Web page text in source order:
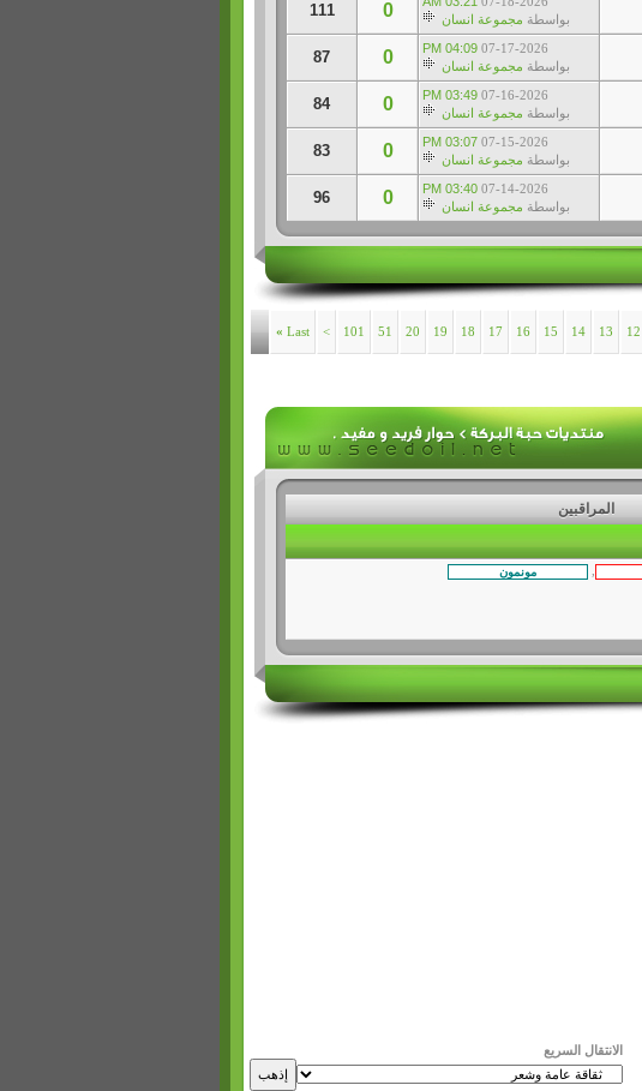
بواسطة مجموعة انسان 0
111
07-17-2026
04:09 PM
بواسطة مجموعة انسان 0
87
07-16-2026
03:49 PM
بواسطة مجموعة انسان 0
84
07-15-2026
03:07 PM
بواسطة مجموعة انسان 0
83
07-14-2026
03:40 PM
بواسطة مجموعة انسان 0
96
12
13
14
15
16
17
18
19
20
51
101
>
Last
»
المراقبين
الانتقال السريع